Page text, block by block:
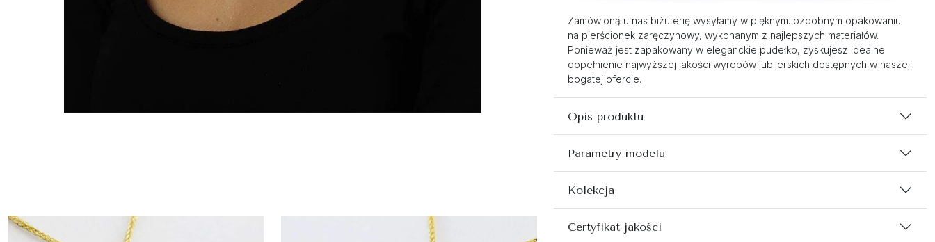
Zamówioną u nas biżuterię wysyłamy w pięknym. ozdobnym opakowaniu
na pierścionek zaręczynowy, wykonanym z najlepszych materiałów.
Ponieważ jest zapakowany w eleganckie pudełko, zyskujesz idealne
dopełnienie najwyższej jakości wyrobów jubilerskich dostępnych w naszej
bogatej ofercie.
Opis produktu
Parametry modelu
Kolekcja
Certyfikat jakości